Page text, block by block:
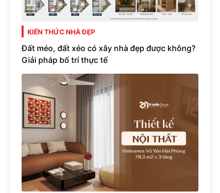
KIẾN THỨC NHÀ ĐẸP
Đất méo, đất xéo có xây nhà đẹp được không?
Giải pháp bố trí thực tế